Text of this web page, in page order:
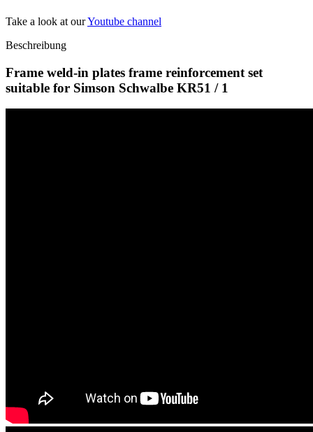
Take a look at ourYoutube channel
Beschreibung
Frame weld-in plates frame reinforcement set
suitable for Simson Schwalbe KR51 / 1